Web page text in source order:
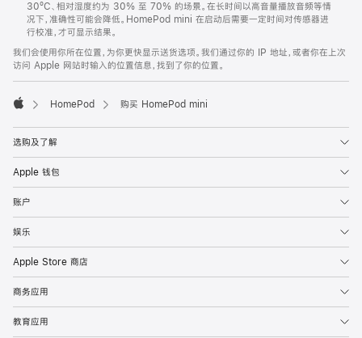
30ºC、相对湿度约为 30% 至 70% 的场景。在长时间以高音量播放音频等情
况下，准确性可能会降低。HomePod mini 在启动后需要一定时间对传感器进
行校准，才可显示结果。
我们会使用你所在位置，为你更快显示送货选项。我们通过你的 IP 地址，或者你在上次
访问 Apple 网站时输入的位置信息，找到了你的位置。
HomePod 购买 HomePod mini
选购及了解
Apple 钱包
账户
娱乐
Apple Store 商店
商务应用
教育应用